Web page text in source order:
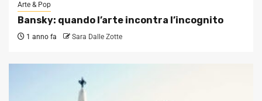
Arte & Pop
Bansky: quando l’arte incontra l’incognito
1 anno fa Sara Dalle Zotte